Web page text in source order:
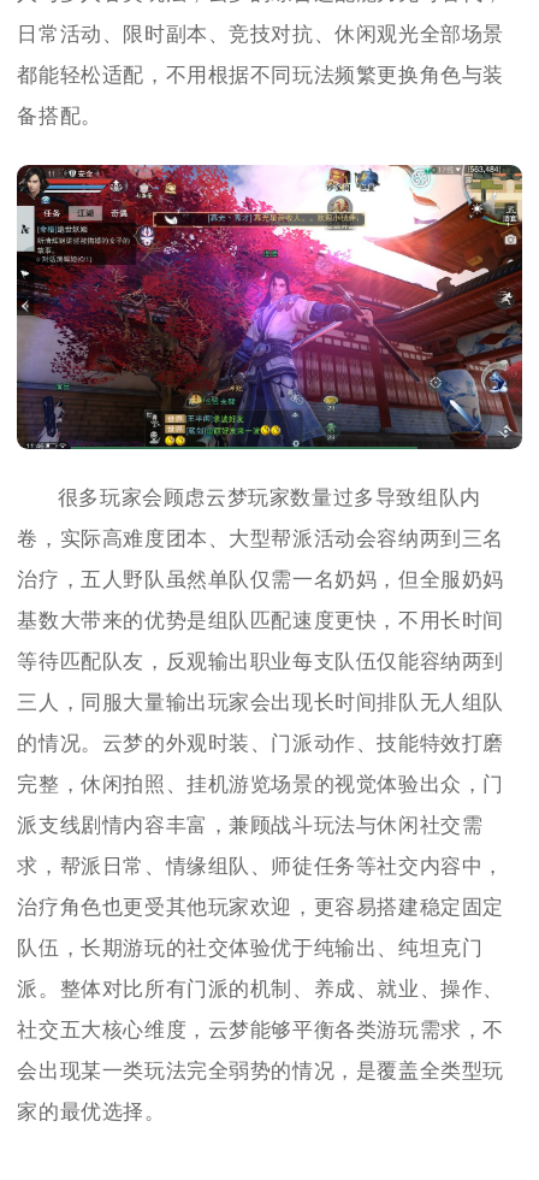
日常活动、限时副本、竞技对抗、休闲观光全部场景
都能轻松适配，不用根据不同玩法频繁更换角色与装
备搭配。
很多玩家会顾虑云梦玩家数量过多导致组队内
卷，实际高难度团本、大型帮派活动会容纳两到三名
治疗，五人野队虽然单队仅需一名奶妈，但全服奶妈
基数大带来的优势是组队匹配速度更快，不用长时间
等待匹配队友，反观输出职业每支队伍仅能容纳两到
三人，同服大量输出玩家会出现长时间排队无人组队
的情况。云梦的外观时装、门派动作、技能特效打磨
完整，休闲拍照、挂机游览场景的视觉体验出众，门
派支线剧情内容丰富，兼顾战斗玩法与休闲社交需
求，帮派日常、情缘组队、师徒任务等社交内容中，
治疗角色也更受其他玩家欢迎，更容易搭建稳定固定
队伍，长期游玩的社交体验优于纯输出、纯坦克门
派。整体对比所有门派的机制、养成、就业、操作、
社交五大核心维度，云梦能够平衡各类游玩需求，不
会出现某一类玩法完全弱势的情况，是覆盖全类型玩
家的最优选择。